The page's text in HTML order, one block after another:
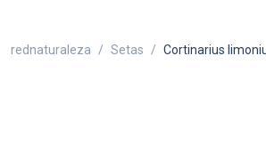
rednaturaleza Setas Cortinarius